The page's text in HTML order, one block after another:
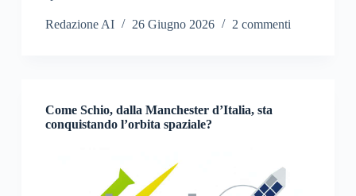
Redazione AI 26 Giugno 2026 2 commenti
Come Schio, dalla Manchester d’Italia, sta
conquistando l’orbita spaziale?